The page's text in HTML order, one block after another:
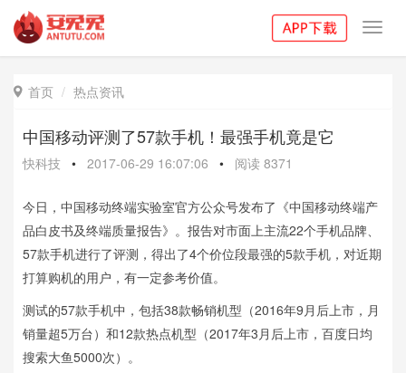
 首页 热点资讯
中国移动评测了57款手机！最强手机竟是它
快科技 • 2017-06-29 16:07:06 • 阅读 8371
今日，中国移动终端实验室官方公众号发布了《中国移动终端产
品白皮书及终端质量报告》。报告对市面上主流22个手机品牌、
57款手机进行了评测，得出了4个价位段最强的5款手机，对近期
打算购机的用户，有一定参考价值。
测试的57款手机中，包括38款畅销机型（2016年9月后上市，月
销量超5万台）和12款热点机型（2017年3月后上市，百度日均
搜索大鱼5000次）。